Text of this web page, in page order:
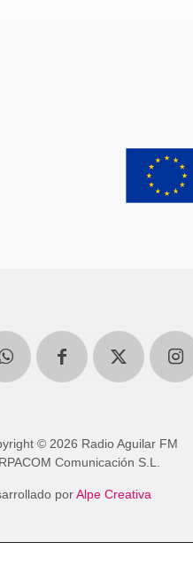
© 2026 Radio Aguilar FM
Comunicación S.L.
porAlpe Creativa